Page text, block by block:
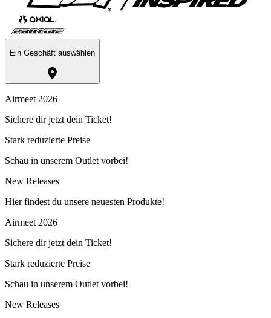
Ein Geschäft auswählen
Airmeet 2026
Sichere dir jetzt dein Ticket!
Stark reduzierte Preise
Schau in unserem Outlet vorbei!
New Releases
Hier findest du unsere neuesten Produkte!
Airmeet 2026
Sichere dir jetzt dein Ticket!
Stark reduzierte Preise
Schau in unserem Outlet vorbei!
New Releases